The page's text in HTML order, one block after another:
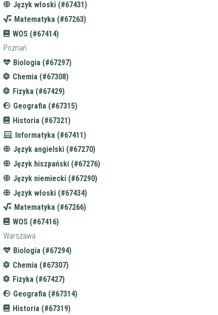
Język włoski (#67431)
Matematyka (#67263)
WOS (#67414)
Poznań
Biologia (#67297)
Chemia (#67308)
Fizyka (#67429)
Geografia (#67315)
Historia (#67321)
Informatyka (#67411)
Język angielski (#67270)
Język hiszpański (#67276)
Język niemiecki (#67290)
Język włoski (#67434)
Matematyka (#67266)
WOS (#67416)
Warszawa
Biologia (#67294)
Chemia (#67307)
Fizyka (#67427)
Geografia (#67314)
Historia (#67319)